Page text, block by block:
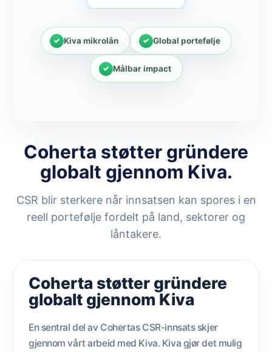
Kiva mikrolån Global portefølje
Målbar impact
Coherta støtter gründere
globalt gjennom Kiva.
CSR blir sterkere når innsatsen kan spores i en
reell portefølje fordelt på land, sektorer og
låntakere.
Coherta støtter gründere
globalt gjennom Kiva
En sentral del av Cohertas CSR-innsats skjer
gjennom vårt arbeid med Kiva. Kiva gjør det mulig